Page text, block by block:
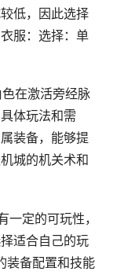
低，因此选择
服：选择：单
在激活旁经脉
体玩法和需
装备，能够提
城的机关术和
定的可玩性，
适合自己的玩
装备配置和技能